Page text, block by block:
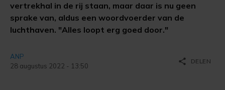
vertrekhal in de rij staan, maar daar is nu geen
sprake van, aldus een woordvoerder van de
luchthaven. "Alles loopt erg goed door."
ANP
28 augustus 2022 - 13:50
share DELEN